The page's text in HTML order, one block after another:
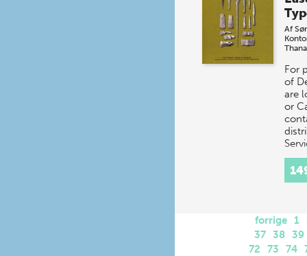
Af
For
of
are
or
at
forrige 1
37 38 39
72
73 74